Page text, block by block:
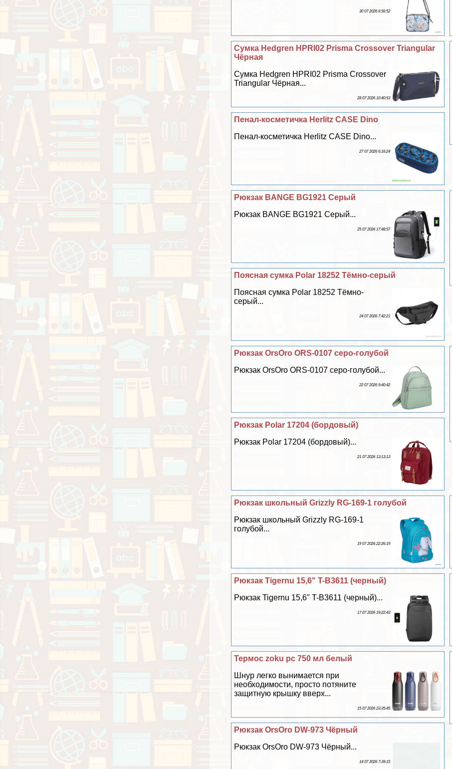
30 07 2026 6:56:52
Сумка Hedgren HPRI02 Prisma Crossover Triangular
Чёрная
Сумка Hedgren HPRI02 Prisma Crossover
Triangular Чёрная...
28 07 2026 10:40:53
Пенал-косметичка Herlitz CASE Dino
Пенал-косметичка Herlitz CASE Dino...
27 07 2026 6:16:24
Рюкзак BANGE BG1921 Серый
Рюкзак BANGE BG1921 Серый...
25 07 2026 17:48:57
Поясная сумка Polar 18252 Тёмно-серый
Поясная сумка Polar 18252 Тёмно-
серый...
24 07 2026 7:42:21
Рюкзак OrsOro ORS-0107 серо-гoлyбой
Рюкзак OrsOro ORS-0107 серо-гoлyбой...
22 07 2026 9:40:42
Рюкзак Polar 17204 (бордовый)
Рюкзак Polar 17204 (бордовый)...
21 07 2026 13:13:13
Рюкзак школьный Grizzly RG-169-1 гoлyбой
Рюкзак школьный Grizzly RG-169-1
гoлyбой...
19 07 2026 22:26:19
Рюкзак Tigernu 15,6" T-B3611 (черный)
Рюкзак Tigernu 15,6" T-B3611 (черный)...
17 07 2026 19:22:43
Термос zoku pc 750 мл белый
Шнур легко вынимается при
необходимости, просто потяните
защитную крышку вверх...
15 07 2026 23:35:45
Рюкзак OrsOro DW-973 Чёрный
Рюкзак OrsOro DW-973 Чёрный...
14 07 2026 7:39:15